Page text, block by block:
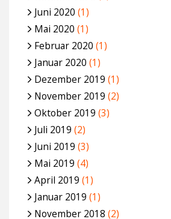
Juni 2020 (1)
Mai 2020 (1)
Februar 2020 (1)
Januar 2020 (1)
Dezember 2019 (1)
November 2019 (2)
Oktober 2019 (3)
Juli 2019 (2)
Juni 2019 (3)
Mai 2019 (4)
April 2019 (1)
Januar 2019 (1)
November 2018 (2)